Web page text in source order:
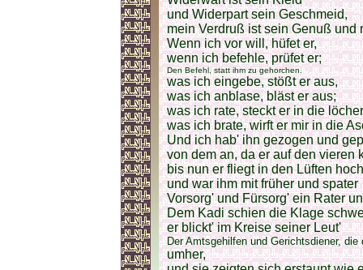
und Widerpart sein Geschmeid,
mein Verdruß ist sein Genuß und
Wenn ich vor will, hüfet er,
wenn ich befehle, prüfet er;
Den Befehl, statt ihm zu gehorchen.
was ich eingebe, stößt er aus,
was ich anblase, bläst er aus;
was ich rate, steckt er in die
was ich brate, wirft er mir in die
Und ich hab' ihn gezogen und
von dem an, da er auf den vieren
bis nun er fliegt in den Lüften
und war ihm mit früher und spater
Vorsorg' und Fürsorg' ein Rater
Dem Kadi schien die Klage
er blickt' im Kreise seiner Leut'
Der Amtsgehilfen und Gerichtsdiener, die
umher,